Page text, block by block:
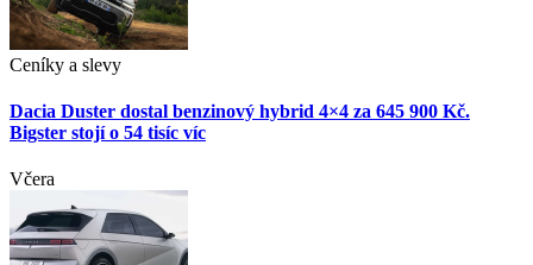
Ceníky a slevy
Dacia Duster dostal benzinový hybrid 4×4 za 645 900 Kč.
Bigster stojí o 54 tisíc víc
Včera